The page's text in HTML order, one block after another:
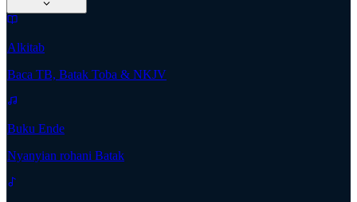
Alkitab
Baca TB, Batak Toba & NKJV
Buku Ende
Nyanyian rohani Batak